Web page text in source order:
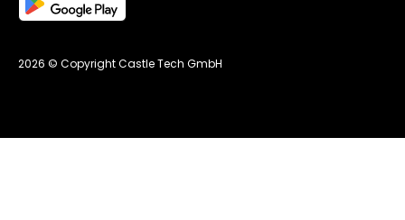
2026 © Copyright Castle Tech GmbH